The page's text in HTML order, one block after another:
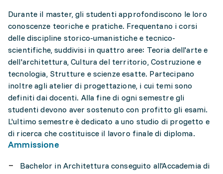
Durante il master, gli studenti approfondiscono le loro
conoscenze teoriche e pratiche. Frequentano i corsi
delle discipline storico-umanistiche e tecnico-
scientifiche, suddivisi in quattro aree: Teoria dell'arte e
dell'architettura, Cultura del territorio, Costruzione e
tecnologia, Strutture e scienze esatte. Partecipano
inoltre agli atelier di progettazione, i cui temi sono
definiti dai docenti. Alla fine di ogni semestre gli
studenti devono aver sostenuto con profitto gli esami.
L'ultimo semestre è dedicato a uno studio di progetto e
di ricerca che costituisce il lavoro finale di diploma.
Ammissione
Bachelor in Architettura conseguito all'Accademia di